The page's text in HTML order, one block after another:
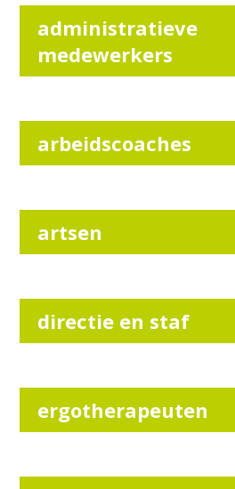
administratieve
medewerkers
arbeidscoaches
artsen
directie en staf
ergotherapeuten